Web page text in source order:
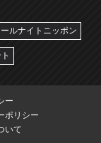
ルナイトニッポン
ー
ポリシー
いて